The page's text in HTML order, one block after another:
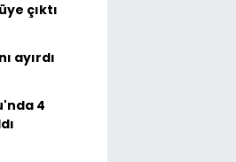
çıktı
ayırdı
4